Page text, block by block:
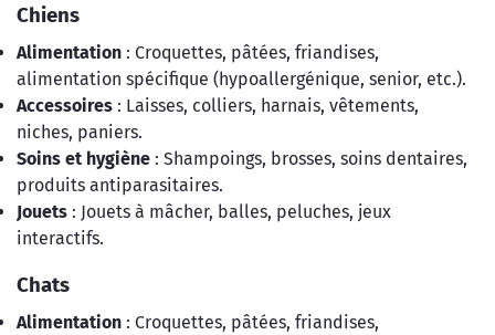
Chiens
Alimentation : Croquettes, pâtées, friandises,
alimentation spécifique (hypoallergénique, senior, etc.).
Accessoires : Laisses, colliers, harnais, vêtements,
niches, paniers.
Soins et hygiène : Shampoings, brosses, soins dentaires,
produits antiparasitaires.
Jouets : Jouets à mâcher, balles, peluches, jeux
interactifs.
Chats
Alimentation : Croquettes, pâtées, friandises,